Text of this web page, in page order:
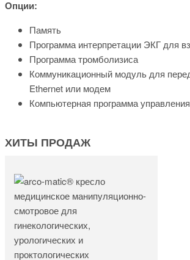
Опции:
Память
Программа интерпретации ЭКГ для
Программа тромболизиса
Коммуникационный модуль для
Ethernet или модем
Компьютерная программа
ХИТЫ ПРОДАЖ